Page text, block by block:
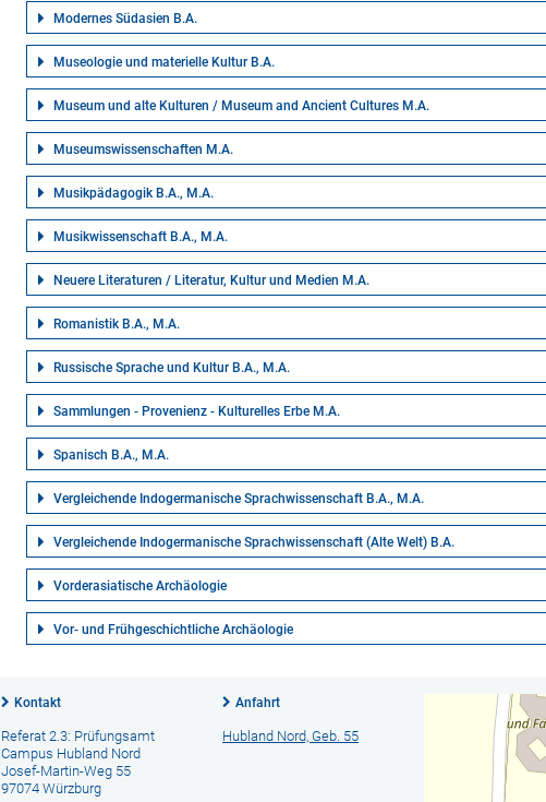
Modernes Südasien B.A.
Museologie und materielle Kultur B.A.
Museum und alte Kulturen / Museum and Ancient Cultures M.A.
Museumswissenschaften M.A.
Musikpädagogik B.A., M.A.
Musikwissenschaft B.A., M.A.
Neuere Literaturen / Literatur, Kultur und Medien M.A.
Romanistik B.A., M.A.
Russische Sprache und Kultur B.A., M.A.
Sammlungen - Provenienz - Kulturelles Erbe M.A.
Spanisch B.A., M.A.
Vergleichende Indogermanische Sprachwissenschaft B.A., M.A.
Vergleichende Indogermanische Sprachwissenschaft (Alte Welt) B.A.
Vorderasiatische Archäologie
Vor- und Frühgeschichtliche Archäologie
Kontakt
Referat 2.3: Prüfungsamt
Campus Hubland Nord
Josef-Martin-Weg 55
97074 Würzburg
Anfahrt
Hubland Nord, Geb. 55